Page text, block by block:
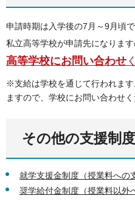
申請時期は入学後の7月～9月頃で
私立高等学校が申請先になります
高等学校にお問い合わせ
※支給は学校を通じて行われま
ますので、学校にお問い合わせく
その他の支援制度
就学支援金制度（授業料への
奨学給付金制度（授業料以外